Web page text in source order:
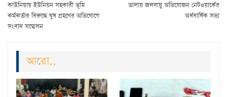
কাউনিয়ায় ইউনিয়ন সহকারী ভূমি
কর্মকর্তার বিরুদ্ধে ঘুষ গ্রহণের অভিযোগে
সংবাদ সম্মেলন
তালায় জলবায়ু অভিযোজন নেটওয়ার্কের
অর্ধবার্ষিক সভা
আরো..